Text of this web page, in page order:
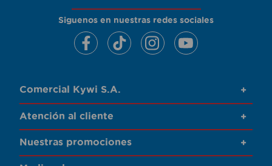
Siguenos en nuestras redes sociales
Comercial Kywi S.A. +
Atención al cliente +
Nuestras promociones +